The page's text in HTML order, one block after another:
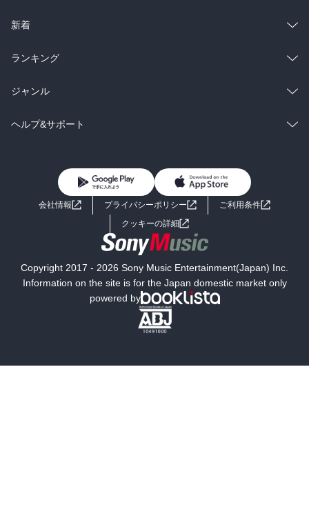
ラノベ
雑誌・グラビア
BL・TL
総合
ラノベ
雑誌・グラビア
BL・TL
新着
総合
ラノベ
雑誌・グラビア
ランキング
総合
ラノベ
ジャンル
コミック
ライトノベル 男子向けラノベ
小説
海外小説
ミステリー SF
文学
ヘルプ&サポート
よくあるご質問 お問い合わせ
会社情報 プライバシーポリシー
ご利用条件
クッキーの詳細
Copyright 2017 - 2026 Sony Music Entertainment(Japan) Inc.
Information on the site is for the Japan domestic market only
powered by